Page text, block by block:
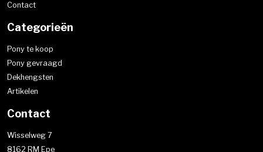
Contact
Categorieën
Pony te koop
Pony gevraagd
Dekhengsten
Artikelen
Contact
Wisselweg 7
8162 RM Epe